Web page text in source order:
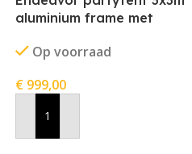
aluminium frame met
Op voorraad
€ 999,00
In Winkelwagen